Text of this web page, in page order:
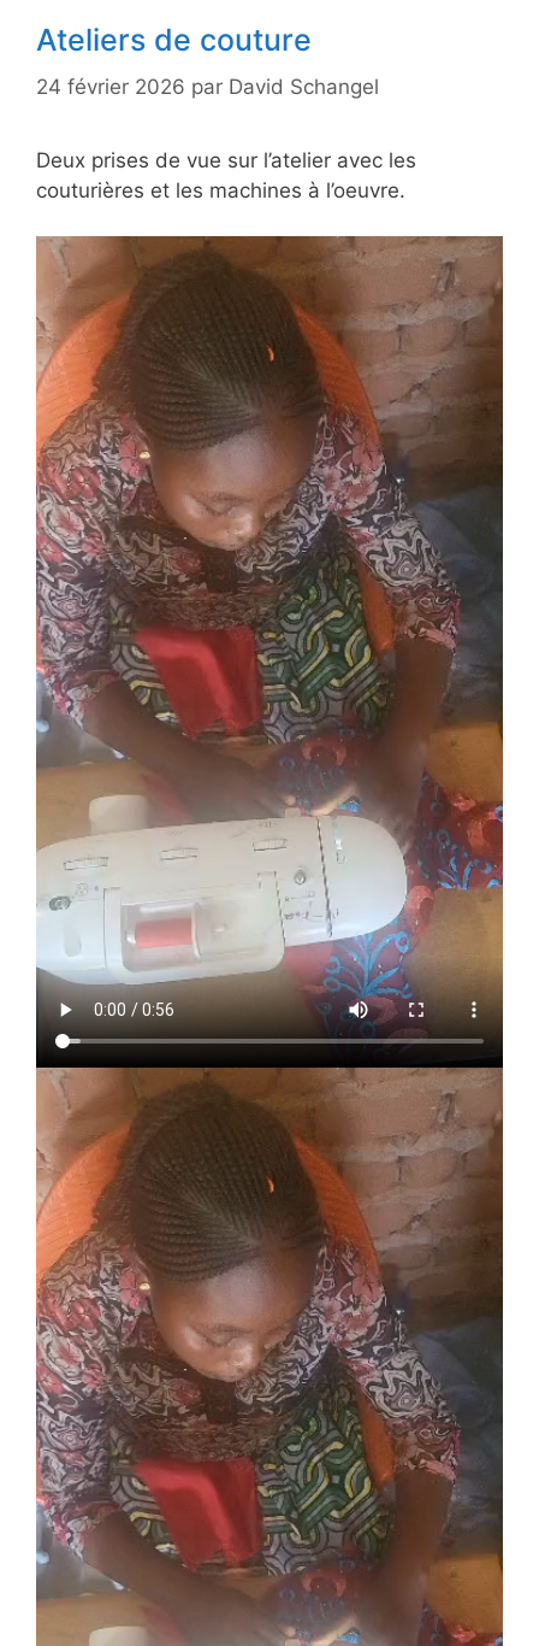
Ateliers de couture
24 février 2026 par David Schangel
Deux prises de vue sur l’atelier avec les
couturières et les machines à l’oeuvre.